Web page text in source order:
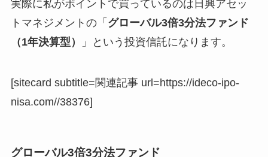
実際に私がポイントで買っているのは日興アセッ
トマネジメントの「 グローバル3倍3分法ファンド
（1年決算型）
」という投資信託になります。
[sitecard subtitle=関連記事 url=https://ideco-ipo-
nisa.com//38376]
グローバル3倍3分法ファンド